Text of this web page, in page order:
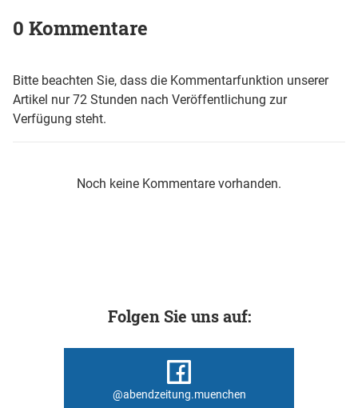
0 Kommentare
Bitte beachten Sie, dass die Kommentarfunktion unserer
Artikel nur 72 Stunden nach Veröffentlichung zur
Verfügung steht.
Noch keine Kommentare vorhanden.
Folgen Sie uns auf:
@abendzeitung.muenchen